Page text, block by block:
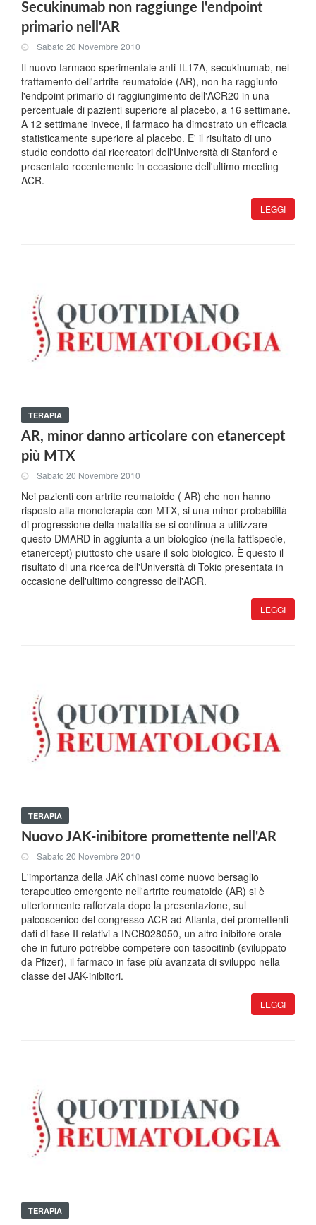
Secukinumab non raggiunge l'endpoint
primario nell'AR
Sabato 20 Novembre 2010
Il nuovo farmaco sperimentale anti-IL17A, secukinumab, nel
trattamento dell'artrite reumatoide (AR), non ha raggiunto
l'endpoint primario di raggiungimento dell'ACR20 in una
percentuale di pazienti superiore al placebo, a 16 settimane.
A 12 settimane invece, il farmaco ha dimostrato un efficacia
statisticamente superiore al placebo. E' il risultato di uno
studio condotto dai ricercatori dell'Università di Stanford e
presentato recentemente in occasione dell'ultimo meeting
ACR.
LEGGI
TERAPIA
AR, minor danno articolare con etanercept
più MTX
Sabato 20 Novembre 2010
Nei pazienti con artrite reumatoide ( AR) che non hanno
risposto alla monoterapia con MTX, si una minor probabilità
di progressione della malattia se si continua a utilizzare
questo DMARD in aggiunta a un biologico (nella fattispecie,
etanercept) piuttosto che usare il solo biologico. È questo il
risultato di una ricerca dell'Università di Tokio presentata in
occasione dell'ultimo congresso dell'ACR.
LEGGI
TERAPIA
Nuovo JAK-inibitore promettente nell'AR
Sabato 20 Novembre 2010
L'importanza della JAK chinasi come nuovo bersaglio
terapeutico emergente nell'artrite reumatoide (AR) si è
ulteriormente rafforzata dopo la presentazione, sul
palcoscenico del congresso ACR ad Atlanta, dei promettenti
dati di fase II relativi a INCB028050, un altro inibitore orale
che in futuro potrebbe competere con tasocitinb (sviluppato
da Pfizer), il farmaco in fase più avanzata di sviluppo nella
classe dei JAK-inibitori.
LEGGI
TERAPIA